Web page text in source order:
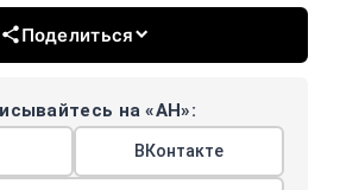
Поделиться
на «АН»:
ВКонтакте